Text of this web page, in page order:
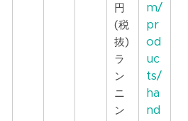
円
(税
抜)
ラ
ン
ニ
ン
m/
pr
od
uc
ts/
ha
nd